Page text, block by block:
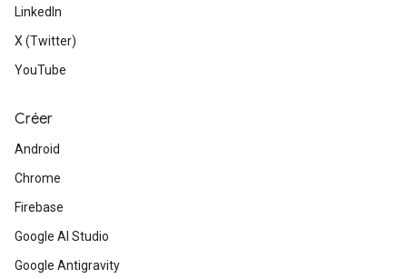
LinkedIn
X (Twitter)
YouTube
Créer
Android
Chrome
Firebase
Google AI Studio
Google Antigravity